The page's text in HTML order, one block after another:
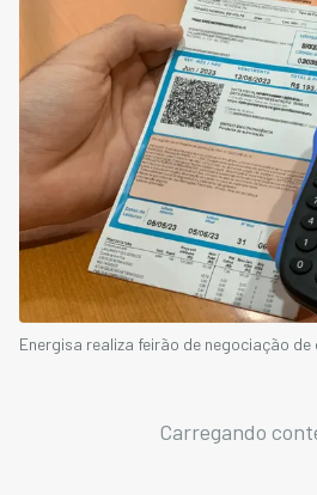
Energisa realiza feirão de negociação
Carregando